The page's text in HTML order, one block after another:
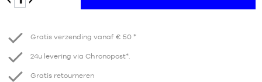
Gratis verzending vanaf € 50 *
24u levering via Chronopost*.
Gratis retourneren